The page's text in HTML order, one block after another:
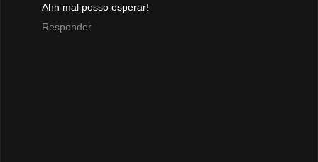
Ahh mal posso esperar!
Responder